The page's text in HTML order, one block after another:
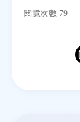
閱覽次數 79